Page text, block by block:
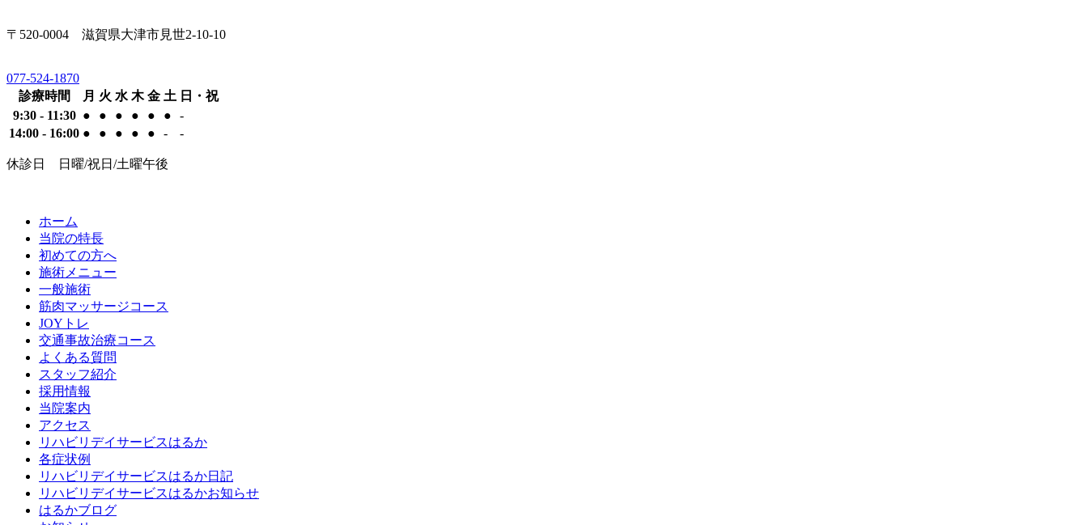
〒520-0004 滋賀県大津市見世2-10-10
077-524-1870
診療時間
月 火 水 木 金 土 日・祝
9:30 - 11:30 ● ● ● ● ● ●
-
14:00 - 16:00 ● ● ● ● ● - -
休診日 日曜/祝日/土曜午後
ホーム
当院の特長
初めての方へ
施術メニュー
一般施術
筋肉マッサージコース
JOYトレ
交通事故治療コース
よくある質問
スタッフ紹介
採用情報
当院案内
アクセス
リハビリデイサービスはるか
各症状例
リハビリデイサービスはるか日記
リハビリデイサービスはるかお知らせ
はるかブログ